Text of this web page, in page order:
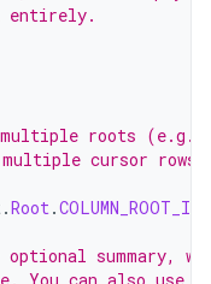
entirely.
roots (e.g.
cursor rows.
.Root.COLUMN_ROOT_ID
summary,